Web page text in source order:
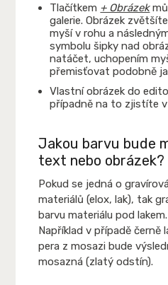
Tlačítkem + Obrázek
galerie. Obrázek
myší v rohu a
symbolu šipky nad
natáčet, uchopením
přemisťovat podobně
Vlastní obrázek do
případně na to zjistíte
Jakou barvu bude
text nebo obrázek?
Pokud se jedná o
materiálů (elox, lak), tak
barvu materiálu pod lakem.
Například v případě černě
pera z mosazi bude
mosazná (zlatý odstín).